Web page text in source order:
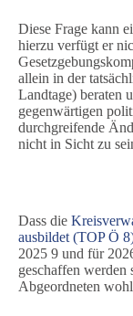
Diese Frage kann
hierzu verfügt er
allein in der
Landtage) beraten
gegenwärtigen
durchgreifende
nicht in Sicht zu
Dass die
ausbildet (TOP Ö
2025 9 und für
geschaffen werden
Abgeordneten